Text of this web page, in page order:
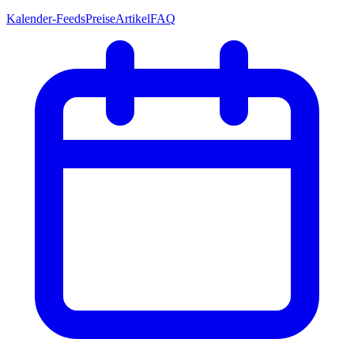
Kalender-FeedsPreiseArtikelFAQ